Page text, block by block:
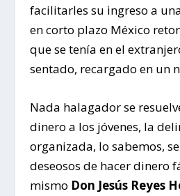
facilitarles su ingreso a
en corto plazo México
que se tenía en el
sentado, recargado en un
Nada halagador se
dinero a los jóvenes, la
organizada, lo sabemos,
deseosos de hacer dinero
mismo Don Jesús Reyes